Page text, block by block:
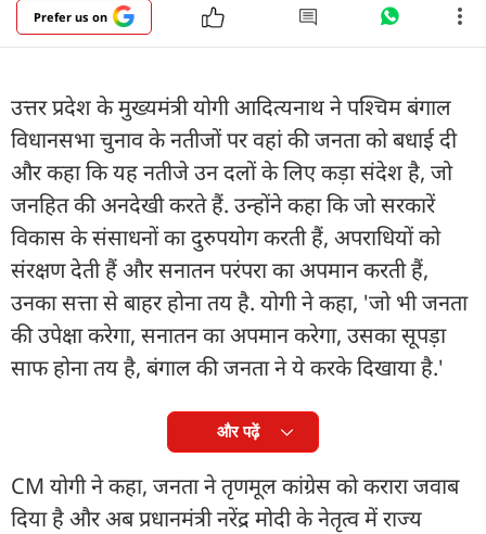
Prefer us on
उत्तर प्रदेश के मुख्यमंत्री योगी आदित्यनाथ ने पश्चिम बंगाल
विधानसभा चुनाव के नतीजों पर वहां की जनता को बधाई दी
और कहा कि यह नतीजे उन दलों के लिए कड़ा संदेश है, जो
जनहित की अनदेखी करते हैं. उन्होंने कहा कि जो सरकारें
विकास के संसाधनों का दुरुपयोग करती हैं, अपराधियों को
संरक्षण देती हैं और सनातन परंपरा का अपमान करती हैं,
उनका सत्ता से बाहर होना तय है. योगी ने कहा, 'जो भी जनता
की उपेक्षा करेगा, सनातन का अपमान करेगा, उसका सूपड़ा
साफ होना तय है, बंगाल की जनता ने ये करके दिखाया है.'
और पढ़ें
CM योगी ने कहा, जनता ने तृणमूल कांग्रेस को करारा जवाब
दिया है और अब प्रधानमंत्री नरेंद्र मोदी के नेतृत्व में राज्य